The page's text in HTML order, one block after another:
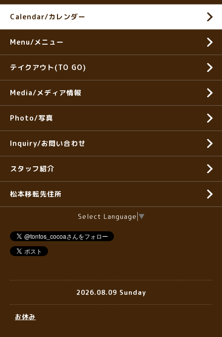
Calendar/カレンダー
Menu/メニュー
テイクアウト(TO GO)
Media/メディア情報
Photo/写真
Inquiry/お問い合わせ
スタッフ紹介
松本移転先住所
Select Language ▼
2026.08.09 Sunday
お休み